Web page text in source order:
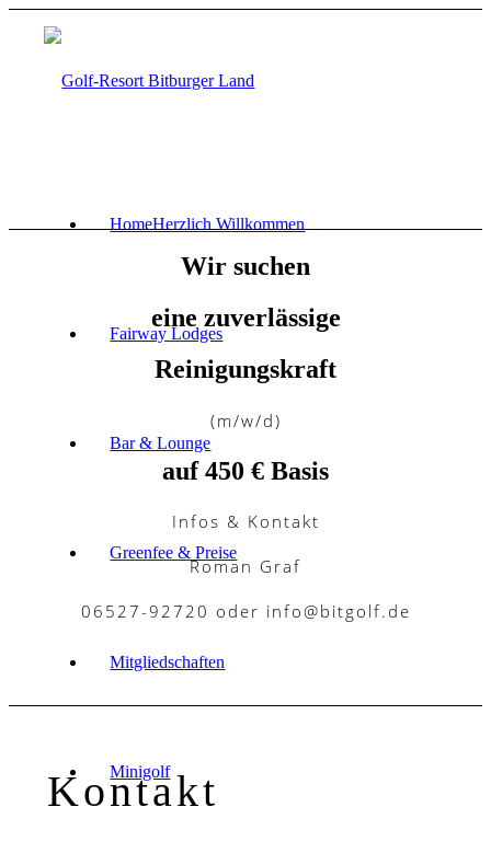
HomeHerzlich Willkommen
Fairway Lodges
Bar & Lounge
Greenfee & Preise
Mitgliedschaften
Minigolf
Wir suchen
eine zuverlässige
Reinigungskraft
(m/w/d)
auf 450 € Basis
Infos & Kontakt
Roman Graf
06527-92720 oder info@bitgolf.de
Kontakt